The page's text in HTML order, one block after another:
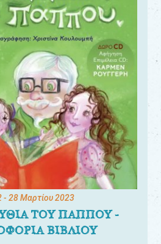
- 28 Μαρτίου 2023
ΤΟΥ ΠΑΠΠΟΥ -
ΒΙΒΛΙΟΥ